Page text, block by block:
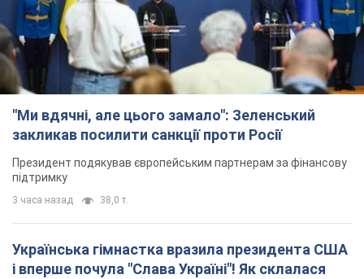
"Ми вдячні, але цього замало": Зеленський
закликав посилити санкції проти Росії
Президент подякував європейським партнерам за фінансову
підтримку
3 часа назад 38,0 т.
Українська гімнастка вразила президента США
і вперше почула "Слава Україні"! Як склалася